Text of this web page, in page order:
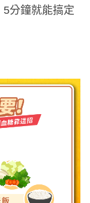
分鐘就能搞定